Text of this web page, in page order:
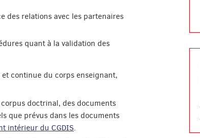
des relations avec les partenaires
quant à la validation des
continue du corps enseignant,
doctrinal, des documents
que prévus dans les documents
intérieur du CGDIS.